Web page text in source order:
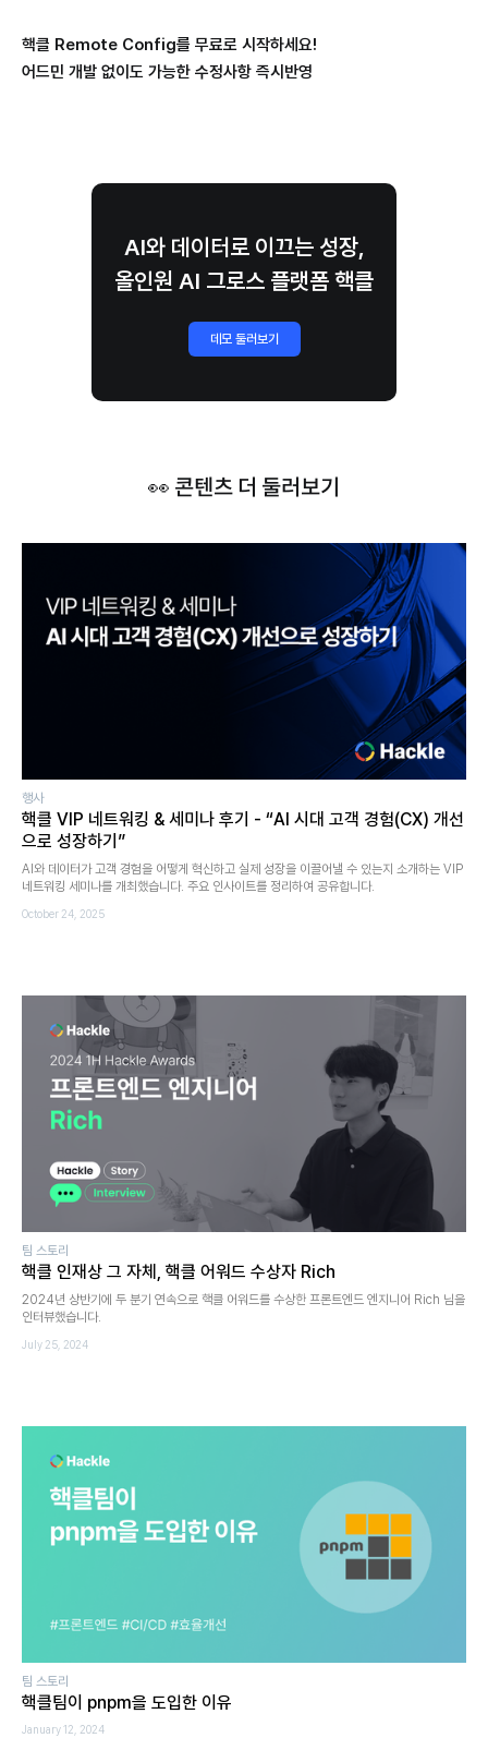
핵클 Remote Config를 무료로 시작하세요!
어드민 개발 없이도 가능한 수정사항 즉시반영
AI와 데이터로 이끄는 성장,
올인원 AI 그로스 플랫폼 핵클
데모 둘러보기
👀 콘텐츠 더 둘러보기
행사
핵클 VIP 네트워킹 & 세미나 후기 - “AI 시대 고객 경험(CX) 개선
으로 성장하기”
AI와 데이터가 고객 경험을 어떻게 혁신하고 실제 성장을 이끌어낼 수 있는지 소개하는 VIP
네트워킹 세미나를 개최했습니다. 주요 인사이트를 정리하여 공유합니다.
October 24, 2025
팀 스토리
핵클 인재상 그 자체, 핵클 어워드 수상자 Rich
2024년 상반기에 두 분기 연속으로 핵클 어워드를 수상한 프론트엔드 엔지니어 Rich 님을
인터뷰했습니다.
July 25, 2024
팀 스토리
핵클팀이 pnpm을 도입한 이유
January 12, 2024